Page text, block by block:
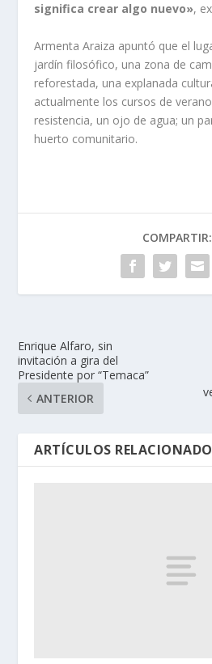
significa crear algo nuevo»,
Armenta Araiza apuntó que el
jardín filosófico, una zona de
reforestada, una explanada
actualmente los cursos de
resistencia, un ojo de agua; un
huerto comunitario.
COMPARTIR:
Enrique Alfaro, sin
invitación a gira del
Presidente por “Temaca”
ANTERIOR
ARTÍCULOS